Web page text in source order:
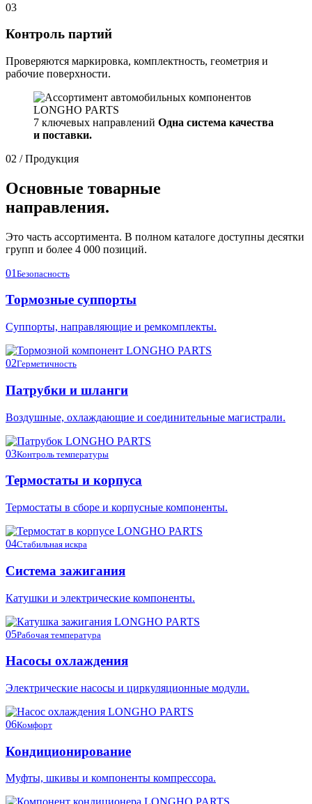
03
Контроль партий
Проверяются маркировка, комплектность, геометрия и
рабочие поверхности.
7 ключевых направлений Одна система качества
и поставки.
02 / Продукция
Основные товарные
направления.
Это часть ассортимента. В полном каталоге доступны десятки
групп и более 4 000 позиций.
01 Безопасность
Тормозные суппорты
Суппорты, направляющие и ремкомплекты.
02Герметичность
Патрубки и шланги
Воздушные, охлаждающие и соединительные магистрали.
03Контроль температуры
Термостаты и корпуса
Термостаты в сборе и корпусные компоненты.
04Стабильная искра
Система зажигания
Катушки и электрические компоненты.
05Рабочая температура
Насосы охлаждения
Электрические насосы и циркуляционные модули.
06Комфорт
Кондиционирование
Муфты, шкивы и компоненты компрессора.